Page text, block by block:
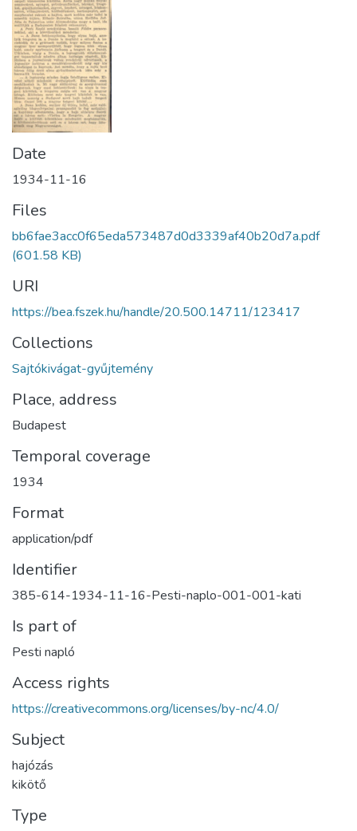
Date
1934-11-16
Files
bb6fae3acc0f65eda573487d0d3339af40b20d7a.pdf
(601.58 KB)
URI
https://bea.fszek.hu/handle/20.500.14711/123417
Collections
Sajtókivágat-gyűjtemény
Place, address
Budapest
Temporal coverage
1934
Format
application/pdf
Identifier
385-614-1934-11-16-Pesti-naplo-001-001-kati
Is part of
Pesti napló
Access rights
https://creativecommons.org/licenses/by-nc/4.0/
Subject
hajózás
kikötő
Type